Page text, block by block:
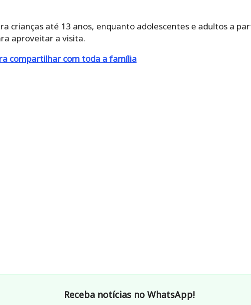
crianças até 13 anos, enquanto adolescentes e adultos a
aproveitar a visita.
compartilhar com toda a família
Receba notícias no WhatsApp!